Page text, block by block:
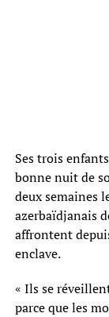
Ses trois
bonne nuit de
deux semaines
azerbaïdjanais
affrontent
enclave.
« Ils se
parce que les